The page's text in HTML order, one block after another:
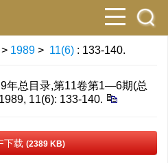
> 1989 > 11(6) : 133-140.
年总目录,第11卷第1—6期(总
11(6): 133-140.
下载 (2389 KB)